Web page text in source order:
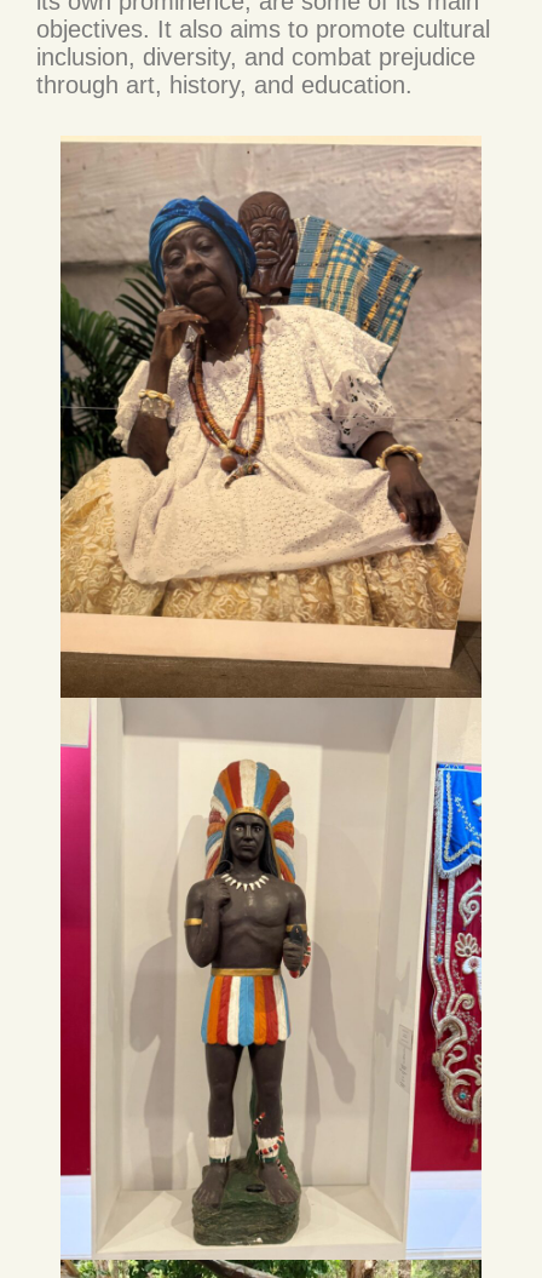
objectives. It also aims to promote cultural
inclusion, diversity, and combat prejudice
through art, history, and education.